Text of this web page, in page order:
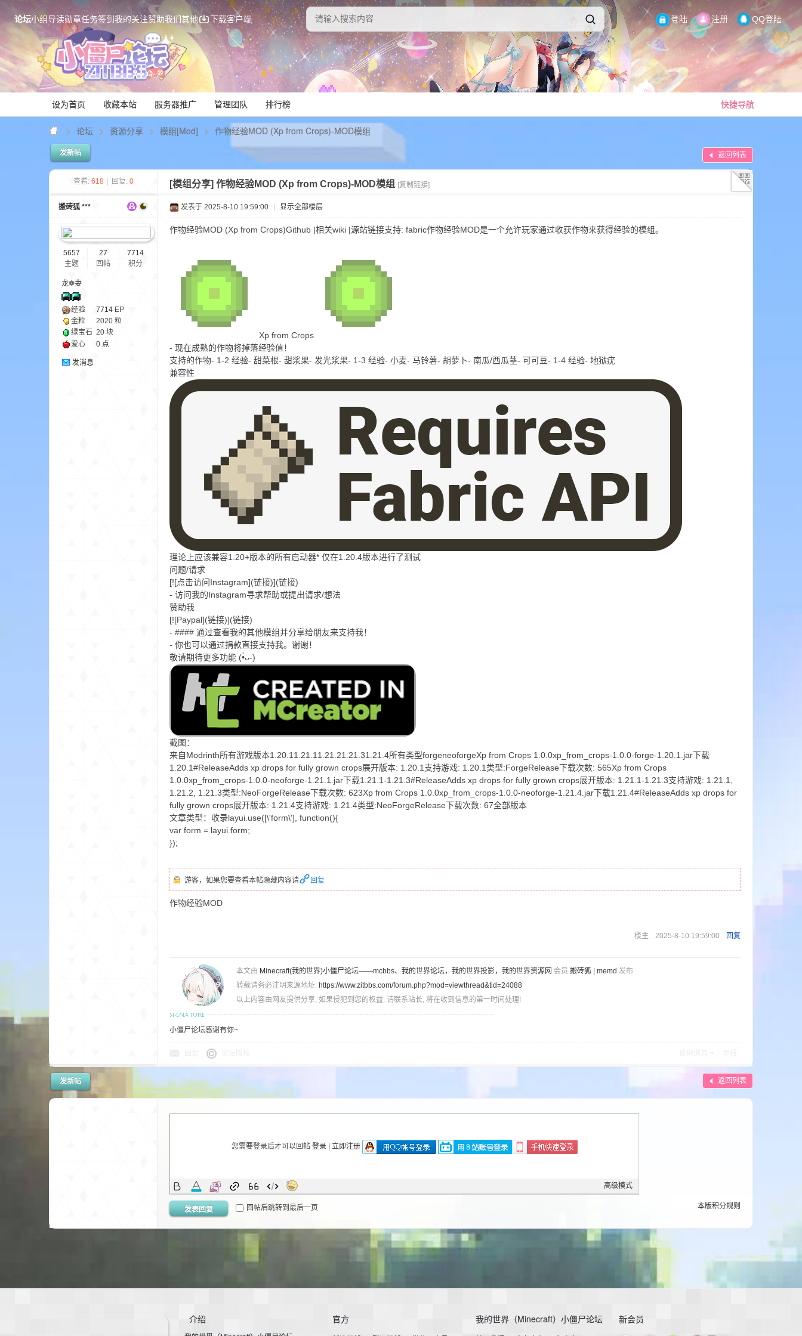
论坛小组导读勋章任务签到我的关注赞助我们其他 下载客户端 登陆 注册 QQ登陆
快捷导航
设为首页 收藏本站 服务器推广 管理团队 排行榜
论坛 资源分享 模组[Mod] 作物经验MOD (Xp from Crops)-MOD模组
返回列表
发新帖
查看: 618 回复: 0 [模组分享] 作物经验MOD (Xp from Crops)-MOD模组 [复制链接]
搬砖狐 ***
5657
主题
27
回帖
7714
积分
龙❁妻
经验 7714 EP
金粒
2020 粒
绿宝石 20 块
爱心
0 点
发消息
发表于 2025-8-10 19:59:00 显示全部楼层
作物经验MOD (Xp from Crops)Github |相关wiki |源站链接支持: fabric作物经验MOD是一个允许玩家通过收获作物来获得经验的模组。
Xp from Crops
- 现在成熟的作物将掉落经验值！
支持的作物- 1-2 经验- 甜菜根- 甜浆果- 发光浆果- 1-3 经验- 小麦- 马铃薯- 胡萝卜- 南瓜/西瓜茎- 可可豆- 1-4 经验- 地狱疣
兼容性
理论上应该兼容1.20+版本的所有启动器* 仅在1.20.4版本进行了测试
问题/请求
[![点击访问Instagram](链接)](链接)
- 访问我的Instagram寻求帮助或提出请求/想法
赞助我
[![Paypal](链接)](链接)
- #### 通过查看我的其他模组并分享给朋友来支持我！
- 你也可以通过捐款直接支持我。谢谢！
敬请期待更多功能 (•̀ᴗ-)
截图：
来自Modrinth所有游戏版本1.20.11.21.11.21.21.21.31.21.4所有类型forgeneoforgeXp from Crops 1.0.0xp_from_crops-1.0.0-forge-1.20.1.jar下载
1.20.1#ReleaseAdds xp drops for fully grown crops展开版本: 1.20.1支持游戏: 1.20.1类型:ForgeRelease下载次数: 565Xp from Crops
1.0.0xp_from_crops-1.0.0-neoforge-1.21.1.jar下载1.21.1-1.21.3#ReleaseAdds xp drops for fully grown crops展开版本: 1.21.1-1.21.3支持游戏: 1.21.1,
1.21.2, 1.21.3类型:NeoForgeRelease下载次数: 623Xp from Crops 1.0.0xp_from_crops-1.0.0-neoforge-1.21.4.jar下载1.21.4#ReleaseAdds xp drops for
fully grown crops展开版本: 1.21.4支持游戏: 1.21.4类型:NeoForgeRelease下载次数: 67全部版本
文章类型：收录layui.use([\'form\'], function(){
var form = layui.form;
});
游客，如果您要查看本帖隐藏内容请 回复
作物经验MOD
楼主 2025-8-10 19:59:00 回复
本文由 Minecraft(我的世界)小僵尸论坛——mcbbs、我的世界论坛，我的世界投影，我的世界资源网 会员 搬砖狐 | memd 发布
转载请务必注明来源地址: https://www.zitbbs.com/forum.php?mod=viewthread&tid=24088
以上内容由网友提供分享, 如果侵犯到您的权益, 请联系站长, 将在收到信息的第一时间处理!
小僵尸论坛感谢有你~
返回列表
发新帖
您需要登录后才可以回帖 登录| 立即注册
高级模式
本版积分规则
发表回复 回帖后跳转到最后一页
介绍 官方 我的世界（Minecraft）小僵尸论坛 新会员